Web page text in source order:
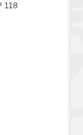
118